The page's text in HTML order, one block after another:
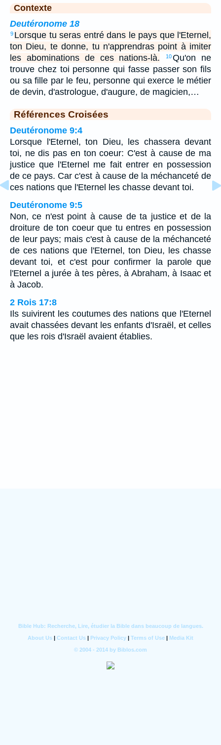
Contexte
Deutéronome 18
9 Lorsque tu seras entré dans le pays que l'Eternel,
ton Dieu, te donne, tu n'apprendras point à imiter
les abominations de ces nations-là.
10Qu'on ne
trouve chez toi personne qui fasse passer son fils
ou sa fille par le feu, personne qui exerce le métier
de devin, d'astrologue, d'augure, de magicien,…
Références Croisées
Deutéronome 9:4
Lorsque l'Eternel, ton Dieu, les chassera devant
toi, ne dis pas en ton coeur: C'est à cause de ma
justice que l'Eternel me fait entrer en possession
de ce pays. Car c'est à cause de la méchanceté de
ces nations que l'Eternel les chasse devant toi.
Deutéronome 9:5
Non, ce n'est point à cause de ta justice et de la
droiture de ton coeur que tu entres en possession
de leur pays; mais c'est à cause de la méchanceté
de ces nations que l'Eternel, ton Dieu, les chasse
devant toi, et c'est pour confirmer la parole que
l'Eternel a jurée à tes pères, à Abraham, à Isaac et
à Jacob.
2 Rois 17:8
Ils suivirent les coutumes des nations que l'Eternel
avait chassées devant les enfants d'Israël, et celles
que les rois d'Israël avaient établies.